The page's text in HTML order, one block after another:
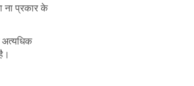
ना प्रकार के
अत्यधिक